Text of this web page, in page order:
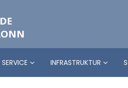
SERVICE INFRASTRUKTUR